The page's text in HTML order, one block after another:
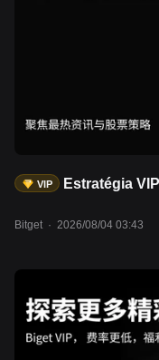
VIP Estratégia
Bitget · 2026/08/04 03:43